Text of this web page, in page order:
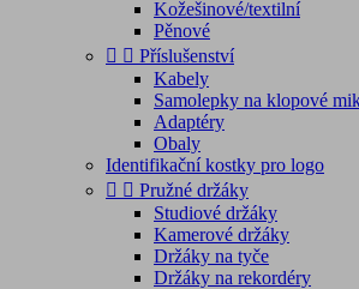
Kožešinové/textilní
Pěnové
  Příslušenství
Kabely
Samolepky na klopové
Adaptéry
Obaly
Identifikační kostky pro logo
  Pružné držáky
Studiové držáky
Kamerové držáky
Držáky na tyče
Držáky na rekordéry